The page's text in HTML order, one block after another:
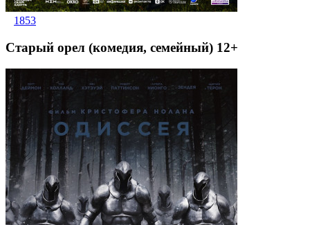
1853
Старый орел (комедия, семейный) 12+